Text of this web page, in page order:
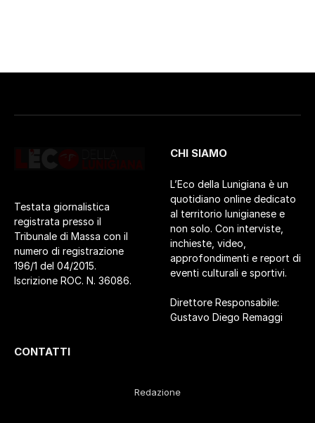
Testata giornalistica
registrata presso il
Tribunale di Massa con il
numero di registrazione
196/1 del 04/2015.
Iscrizione ROC. N. 36086.
CHI SIAMO
L’Eco della Lunigiana è un
quotidiano online dedicato
al territorio lunigianese e
non solo. Con interviste,
inchieste, video,
approfondimenti e report di
eventi culturali e sportivi.
Direttore Responsabile:
Gustavo Diego Remaggi
CONTATTI
Redazione